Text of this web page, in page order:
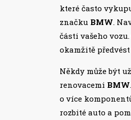
které často
značku BMW.
části vašeho
okamžitě
Někdy může být
renovacemi BMW
o více
rozbité auto a